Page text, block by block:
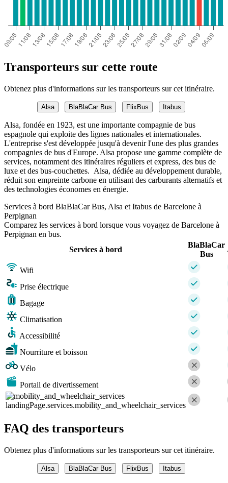
Transporteurs sur cette route
Obtenez plus d'informations sur les transporteurs sur cet itinéraire.
Alsa BlaBlaCar Bus FlixBus Itabus
Alsa, fondée en 1923, est une importante compagnie de bus
espagnole qui exploite des lignes nationales et internationales.
L'entreprise s'est développée jusqu'à devenir l'une des plus grandes
compagnies de bus d'Europe. Alsa propose une gamme complète de
services, notamment des itinéraires réguliers et express, des bus de
luxe et des bus-couchettes. Alsa, dédiée au développement durable,
réduit son empreinte carbone en utilisant des carburants alternatifs et
des technologies économes en énergie.
Services à bord BlaBlaCar Bus, Alsa et Itabus de Barcelone à
Perpignan
Comparez les services à bord lorsque vous voyagez de Barcelone à
Perpignan en bus.
Services à bord
BlaBlaCar
Bus
Wifi
Prise électrique
Bagage
Climatisation
Accessibilité
Nourriture et boisson
Vélo
Portail de divertissement
landingPage.services.mobility_and_wheelchair_services
FAQ des transporteurs
Obtenez plus d'informations sur les transporteurs sur cet itinéraire.
Alsa BlaBlaCar Bus FlixBus Itabus